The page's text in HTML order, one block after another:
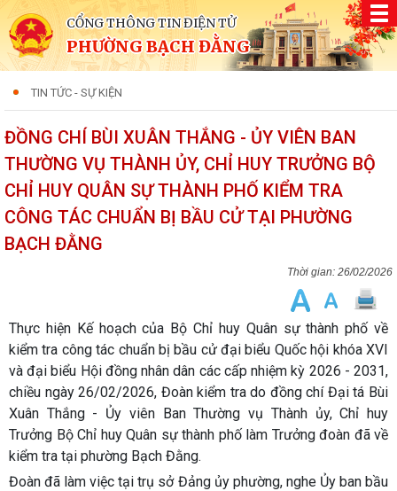
CỔNG THÔNG TIN ĐIỆN TỬ
PHƯỜNG BẠCH ĐẰNG
TIN TỨC - SỰ KIỆN
ĐỒNG CHÍ BÙI XUÂN THẮNG - ỦY VIÊN BAN
THƯỜNG VỤ THÀNH ỦY, CHỈ HUY TRƯỞNG BỘ
CHỈ HUY QUÂN SỰ THÀNH PHỐ KIỂM TRA
CÔNG TÁC CHUẨN BỊ BẦU CỬ TẠI PHƯỜNG
BẠCH ĐẰNG
26/02/2026
Thực hiện Kế hoạch của Bộ Chỉ huy Quân sự thành phố về
kiểm tra công tác chuẩn bị bầu cử đại biểu Quốc hội khóa XVI
và đại biểu Hội đồng nhân dân các cấp nhiệm kỳ 2026 - 2031,
chiều ngày 26/02/2026, Đoàn kiểm tra do đồng chí Đại tá Bùi
Xuân Thắng - Ủy viên Ban Thường vụ Thành ủy, Chỉ huy
Trưởng Bộ Chỉ huy Quân sự thành phố làm Trưởng đoàn đã về
kiểm tra tại phường Bạch Đằng.
Đoàn đã làm việc tại trụ sở Đảng ủy phường, nghe Ủy ban bầu